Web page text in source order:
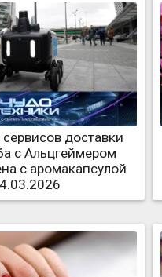
доставки
с Альцгеймером
с аромакапсулой